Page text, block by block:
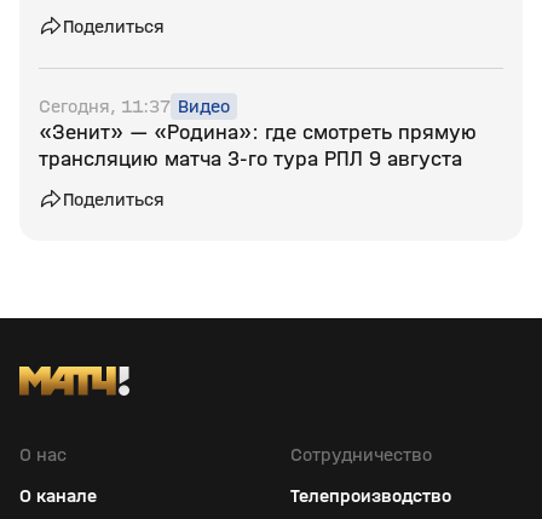
Поделиться
Сегодня, 11:37 Видео
«Зенит» — «Родина»: где смотреть прямую
трансляцию матча 3‑го тура РПЛ 9 августа
Поделиться
О нас
О канале
Сотрудничество
Телепроизводство